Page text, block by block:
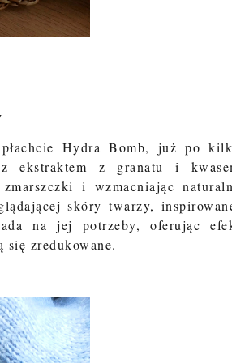
Hydra Bomb, już po
ekstraktem z granatu i
i wzmacniając
skóry twarzy,
na jej potrzeby, oferując
się zredukowane.